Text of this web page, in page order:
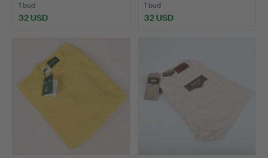
1 bud
32 USD
1 bud
32 USD